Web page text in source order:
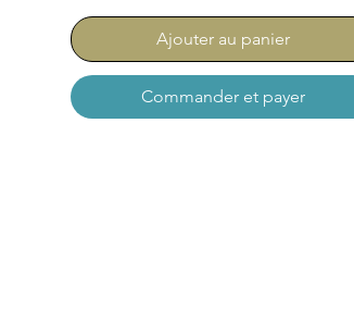
Ajouter au panier
Commander et payer